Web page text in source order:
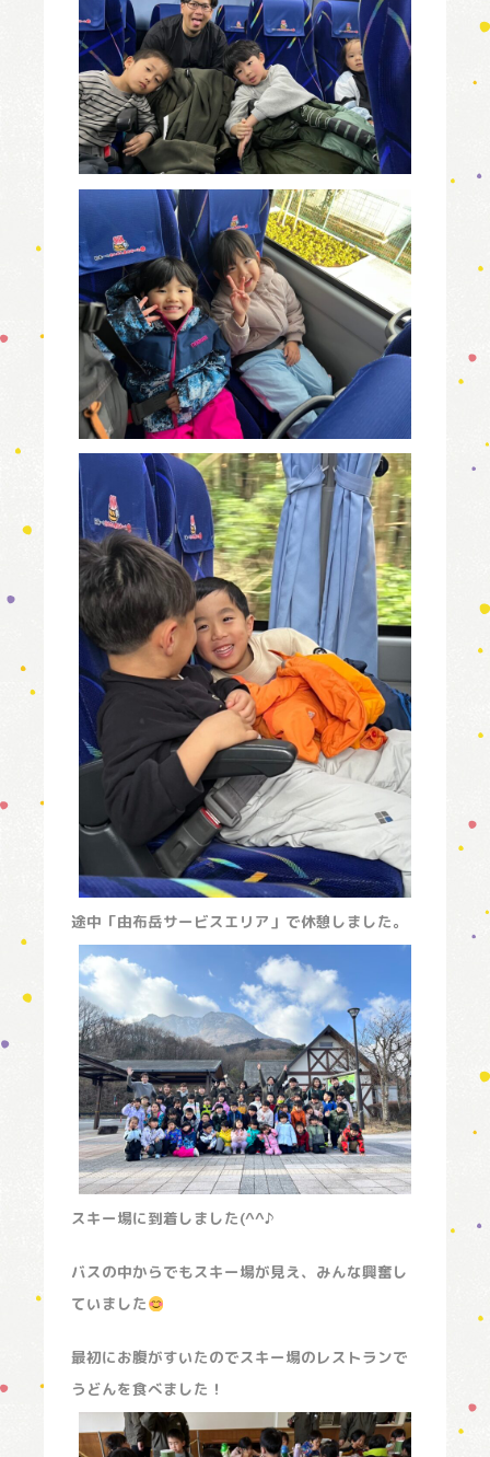
途中「由布岳サービスエリア」で休憩しました。
スキー場に到着しました(^^♪
バスの中からでもスキー場が見え、みんな興奮し
ていました
最初にお腹がすいたのでスキー場のレストランで
うどんを食べました！